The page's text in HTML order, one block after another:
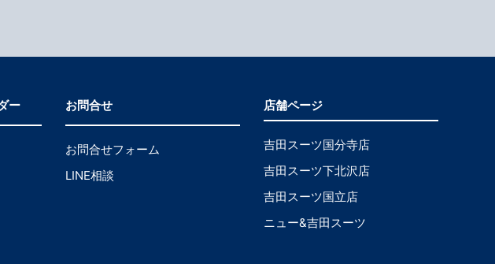
ー お問合せ
お問合せフォーム
LINE相談
店舗ページ
吉田スーツ国分寺店
吉田スーツ下北沢店
吉田スーツ国立店
ニュー&吉田スーツ